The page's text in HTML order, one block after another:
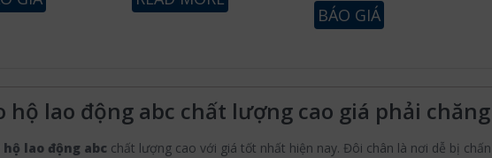
BÁO GIÁ
hộ lao động abc chất lượng cao giá phải
lao động abc chất lượng cao với giá tốt nhất hiện nay. Đôi chân là nơi dễ bị